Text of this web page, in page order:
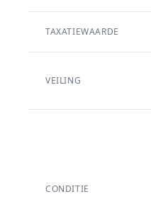
TAXATIEWAARDE
VEILING
CONDITIE